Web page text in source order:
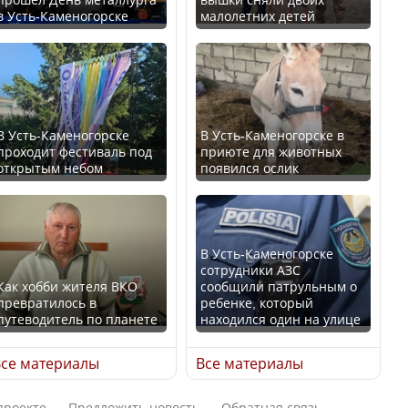
возглавил
благополучия
стран Центральной
ли представлены
регионов в
төменгі жалақы,
экология: жеті
сайлаушылармен
талқылап жатыр?
В России введены
дополнительные
ограничения для
казахстанских прав
Трамп официально
вступил в должность
президента США
Луну признали объектом
культурного наследия,
находящегося под
угрозой исчезновения
Усть-Каменогорске
Усть-Каменогорске
фестиваль под
небом
хобби жителя ВКО
в
по планете
материалы
малолетних детей
В Усть-Каменогорске в
приюте для животных
появился ослик
В Усть-Каменогорске
сотрудники АЗС
сообщили патрульным о
ребенке, который
находился один на улице
Все материалы